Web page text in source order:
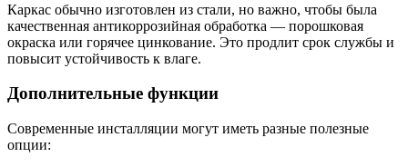
Каркас обычно изготовлен из стали, но важно, чтобы была
качественная антикоррозийная обработка — порошковая
окраска или горячее цинкование. Это продлит срок службы и
повысит устойчивость к влаге.
Дополнительные функции
Современные инсталляции могут иметь разные полезные
опции: